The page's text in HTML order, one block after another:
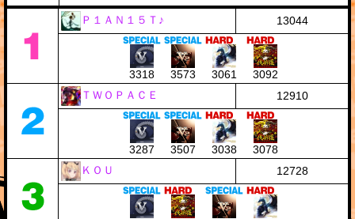
Ｐ１ＡＮ１５Ｔ♪ 13044
3318 3573 3061
3092
ＴＷＯＰＡＣＥ
12910
3287 3507 3038
3078
ＫＯＵ
12728